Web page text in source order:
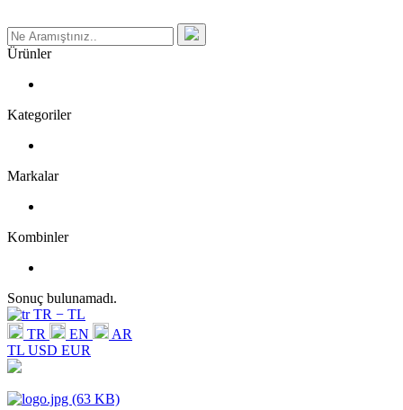
Ürünler
Kategoriler
Markalar
Kombinler
Sonuç bulunamadı.
TR − TL
TR
EN
AR
TL USD EUR